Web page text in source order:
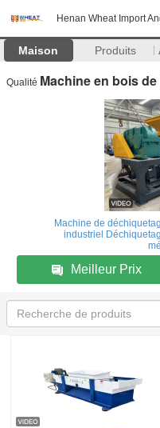
Henan Wheat Import
Maison Produits
Qualité Machine en bois
Machine de
industriel
Meilleur Prix